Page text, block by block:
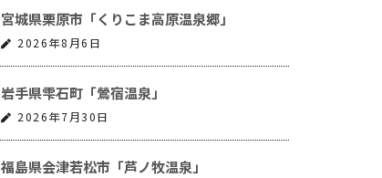
宮城県栗原市「くりこま高原温泉郷」
2026年8月6日
岩手県雫石町「鶯宿温泉」
2026年7月30日
福島県会津若松市「芦ノ牧温泉」